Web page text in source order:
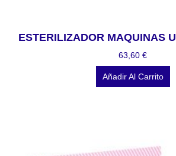
ESTERILIZADOR MAQUINAS
63,60 €
Añadir Al Carrito